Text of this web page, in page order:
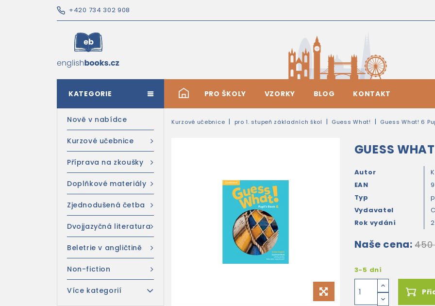
+420 734 302 908
# PRO ŠKOLY VZORKY BLOG KONTAKT
KATEGORIE
Nově v nabídce
Kurzové učebnice
Příprava na zkoušky
Doplňkové materiály
Zjednodušená četba
Dvojjazyčná literatura
Beletrie v angličtině
Non-fiction
Více kategorií
Kurzové učebnice pro 1. stupeň základních škol Guess What! Guess What! 6
GUESS
Autor
EAN
Typ
Vydavatel
Rok vydání
Naše cena: 450
3-5 dní